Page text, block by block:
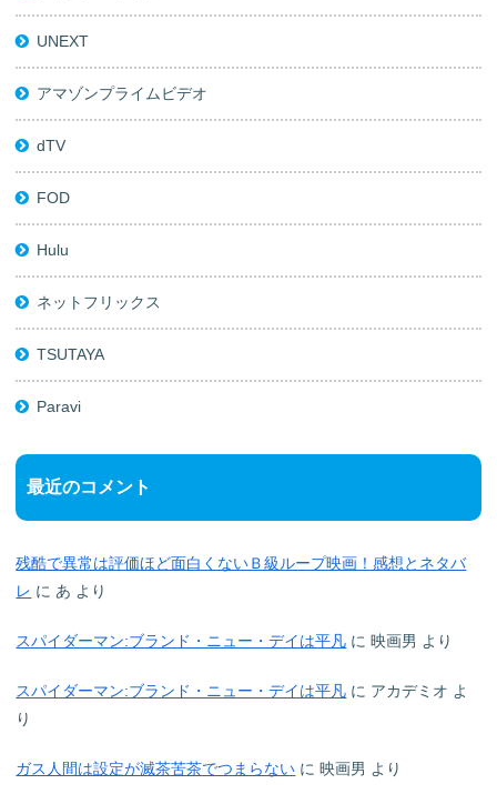
UNEXT
アマゾンプライムビデオ
dTV
FOD
Hulu
ネットフリックス
TSUTAYA
Paravi
最近のコメント
残酷で異常は評価ほど面白くないＢ級ループ映画！感想とネタバ
レ に あ より
スパイダーマン:ブランド・ニュー・デイは平凡 に映画男 より
スパイダーマン:ブランド・ニュー・デイは平凡 に アカデミオ よ
り
ガス人間は設定が滅茶苦茶でつまらない に映画男 より